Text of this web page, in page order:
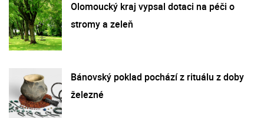
Olomoucký kraj vypsal dotaci na péči o
stromy a zeleň
Bánovský poklad pochází z rituálu z doby
železné